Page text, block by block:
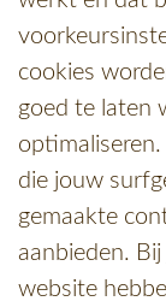
cookies
goed te laten
die jouw
gemaakte
aanbieden.
website